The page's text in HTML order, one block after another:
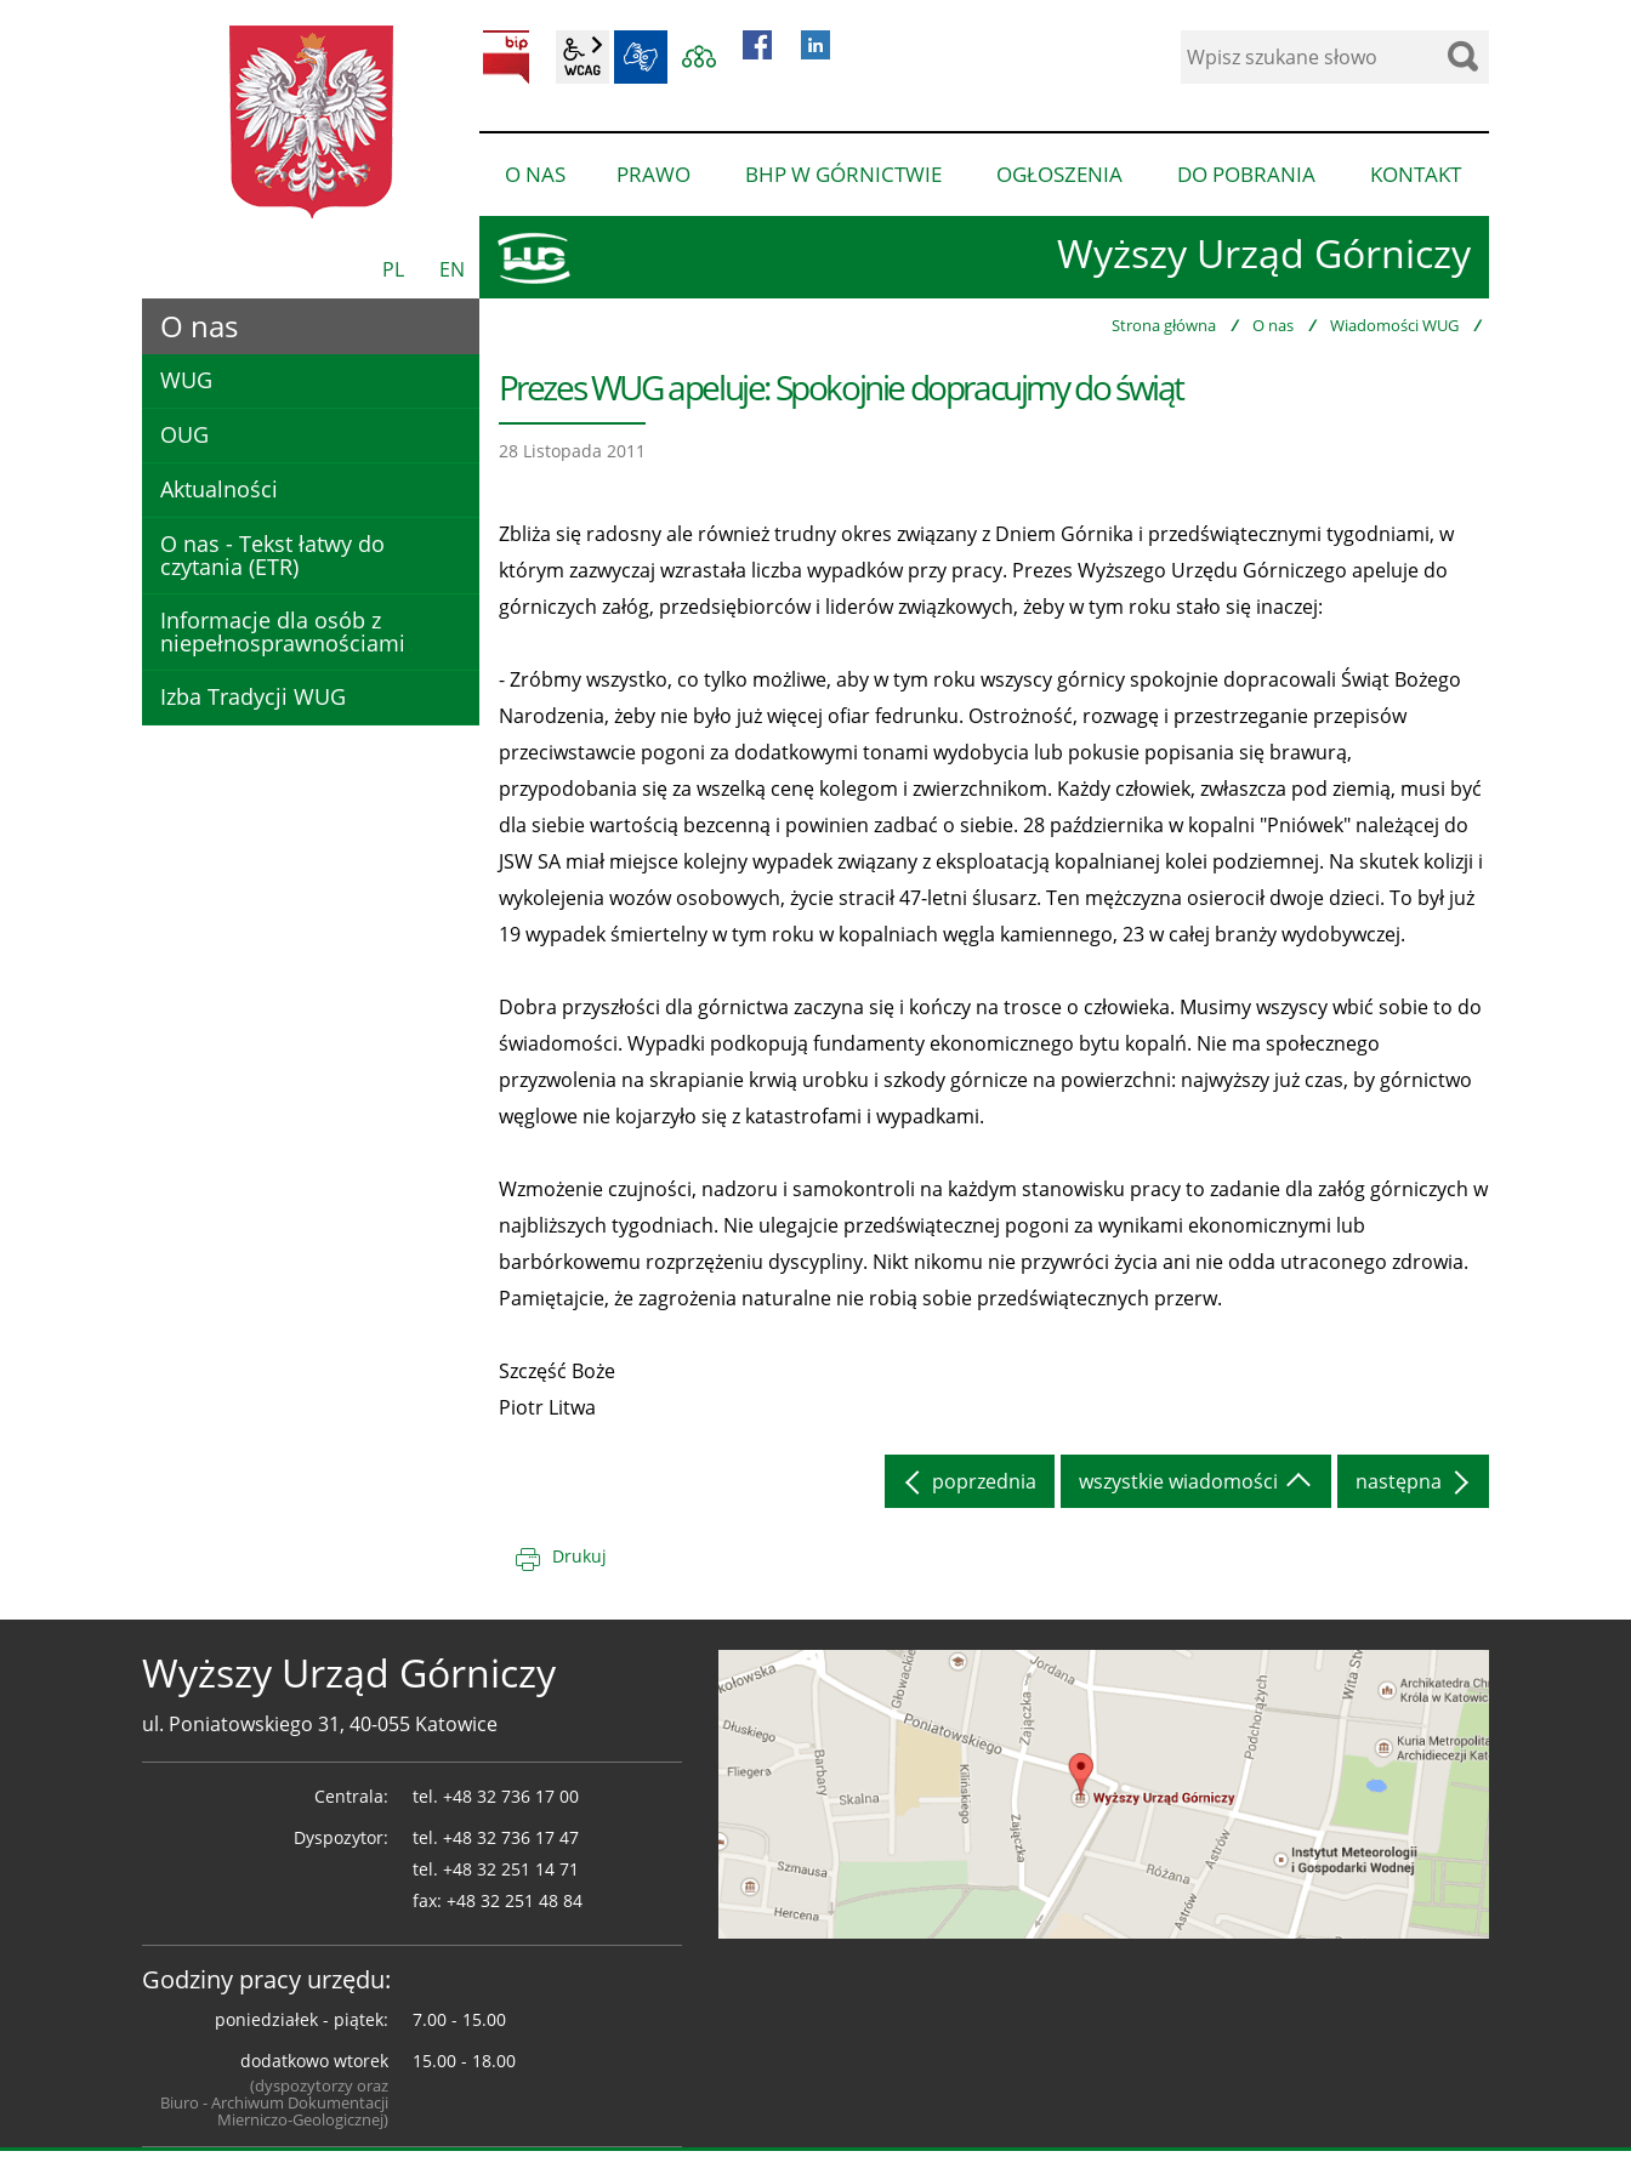
PL EN Wyższy Urząd Górniczy
BIP wcag2.1
Wyszukaj
O NAS
pokaż
podmenu
PRAWO
pokaż
podmenu
BHP W GÓRNICTWIE
pokaż
podmenu
OGŁOSZENIA
pokaż
podmenu
dla
“Ogłoszenia”
DO POBRANIA
pokaż
podmenu
dla
pobrania”
KONTAKT
podmenu
Strona główna / O nas / Wiadomości WUG /
Prezes WUG apeluje: Spokojnie dopracujmy do świąt
28 Listopada 2011
Zbliża się radosny ale również trudny okres związany z Dniem Górnika i przedświątecznymi tygodniami, w
którym zazwyczaj wzrastała liczba wypadków przy pracy. Prezes Wyższego Urzędu Górniczego apeluje do
górniczych załóg, przedsiębiorców i liderów związkowych, żeby w tym roku stało się inaczej:
- Zróbmy wszystko, co tylko możliwe, aby w tym roku wszyscy górnicy spokojnie dopracowali Świąt Bożego
Narodzenia, żeby nie było już więcej ofiar fedrunku. Ostrożność, rozwagę i przestrzeganie przepisów
przeciwstawcie pogoni za dodatkowymi tonami wydobycia lub pokusie popisania się brawurą,
przypodobania się za wszelką cenę kolegom i zwierzchnikom. Każdy człowiek, zwłaszcza pod ziemią, musi być
dla siebie wartością bezcenną i powinien zadbać o siebie. 28 października w kopalni "Pniówek" należącej do
JSW SA miał miejsce kolejny wypadek związany z eksploatacją kopalnianej kolei podziemnej. Na skutek kolizji i
wykolejenia wozów osobowych, życie stracił 47-letni ślusarz. Ten mężczyzna osierocił dwoje dzieci. To był już
19 wypadek śmiertelny w tym roku w kopalniach węgla kamiennego, 23 w całej branży wydobywczej.
Dobra przyszłości dla górnictwa zaczyna się i kończy na trosce o człowieka. Musimy wszyscy wbić sobie to do
świadomości. Wypadki podkopują fundamenty ekonomicznego bytu kopalń. Nie ma społecznego
przyzwolenia na skrapianie krwią urobku i szkody górnicze na powierzchni: najwyższy już czas, by górnictwo
węglowe nie kojarzyło się z katastrofami i wypadkami.
Wzmożenie czujności, nadzoru i samokontroli na każdym stanowisku pracy to zadanie dla załóg górniczych w
najbliższych tygodniach. Nie ulegajcie przedświątecznej pogoni za wynikami ekonomicznymi lub
barbórkowemu rozprzężeniu dyscypliny. Nikt nikomu nie przywróci życia ani nie odda utraconego zdrowia.
Pamiętajcie, że zagrożenia naturalne nie robią sobie przedświątecznych przerw.
Szczęść Boże
Piotr Litwa
poprzednia wszystkie wiadomości następna
Drukuj
O nas
WUG
OUG
Aktualności
O nas - Tekst łatwy do
czytania (ETR)
Informacje dla osób z
niepełnosprawnościami
Izba Tradycji WUG
Wyższy Urząd Górniczy
ul. Poniatowskiego 31, 40-055 Katowice
Centrala: tel. +48 32 736 17 00
Dyspozytor:
tel. +48 32 736 17 47
tel. +48 32 251 14 71
fax: +48 32 251 48 84
Godziny pracy urzędu:
poniedziałek - piątek:
7.00 - 15.00
dodatkowo wtorek
(dyspozytorzy oraz
Biuro - Archiwum Dokumentacji
Mierniczo-Geologicznej)
15.00 - 18.00